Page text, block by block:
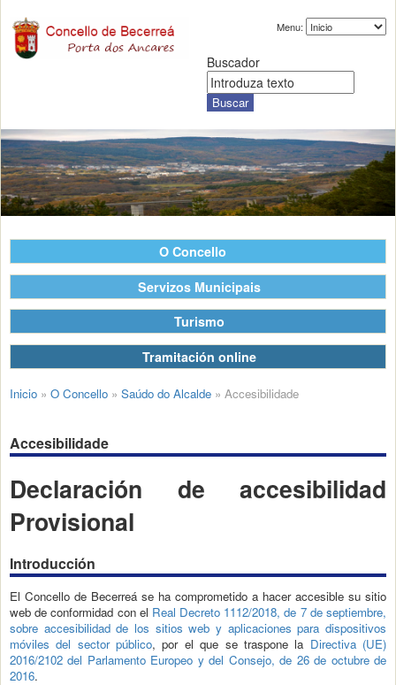
Menu:
Buscador
O Concello
Servizos Municipais
Turismo
Tramitación online
Inicio » O Concello » Saúdo do Alcalde » Accesibilidade
Accesibilidade
Declaración de accesibilidad
Provisional
Introducción
El Concello de Becerreá se ha comprometido a hacer accesible su sitio
web de conformidad con el Real Decreto 1112/2018, de 7 de septiembre,
sobre accesibilidad de los sitios web y aplicaciones para dispositivos
móviles del sector público, por el que se traspone la Directiva (UE)
2016/2102 del Parlamento Europeo y del Consejo, de 26 de octubre de
2016.